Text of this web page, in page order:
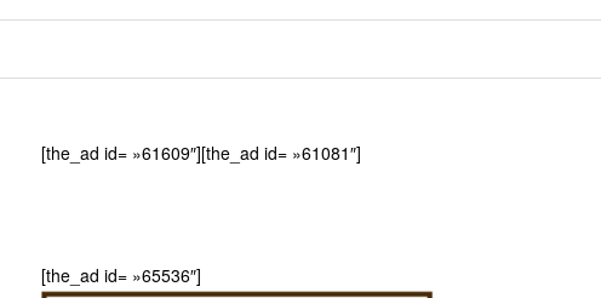
[the_ad id= »61609″][the_ad id= »61081″]
[the_ad id= »65536″]